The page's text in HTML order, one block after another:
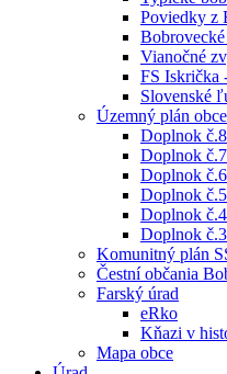
Poviedky z
Vianočné
FS Iskrička
Slovenské
Územný plán obce
Doplnok č.8
Doplnok č.7
Doplnok č.6
Doplnok č.5
Doplnok č.4
Doplnok č.3
Komunitný plán
Čestní občania
Farský úrad
eRko
Kňazi v
Mapa obce